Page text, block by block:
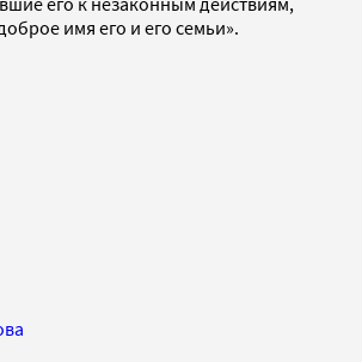
имя его и его семьи».